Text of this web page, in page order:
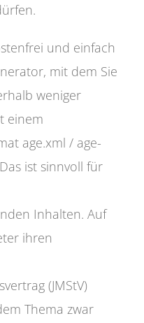
und einfach
mit dem Sie
weniger
einem
age.xml / age-
ist sinnvoll für
Inhalten. Auf
ihren
(JMStV)
Thema zwar